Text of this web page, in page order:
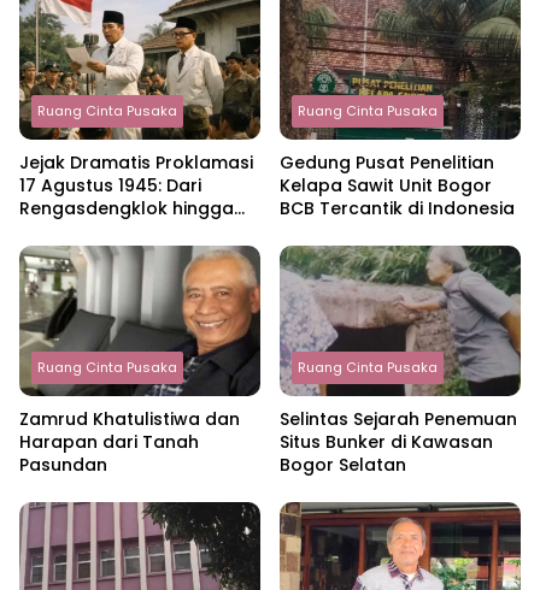
Ruang Cinta Pusaka
Jejak Dramatis Proklamasi
17 Agustus 1945: Dari
Rengasdengklok hingga
Indonesia
Ruang Cinta Pusaka
Gedung Pusat Penelitian
Kelapa Sawit Unit Bogor
BCB Tercantik di Indonesia
Ruang Cinta Pusaka
Zamrud Khatulistiwa dan
Harapan dari Tanah
Pasundan
Ruang Cinta Pusaka
Selintas Sejarah Penemuan
Situs Bunker di Kawasan
Bogor Selatan